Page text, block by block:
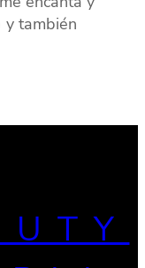
y también